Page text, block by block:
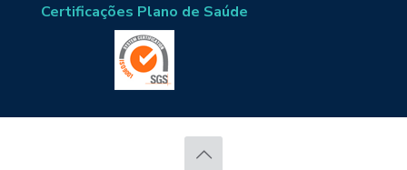
Certificações Plano de Saúde